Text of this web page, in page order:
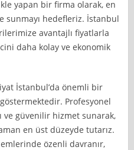
yapan bir firma olarak, en
sunmayı hedefleriz. İstanbul
avantajlı fiyatlarla
daha kolay ve ekonomik
İstanbul’da önemli bir
Profesyonel
ve güvenilir hizmet sunarak,
en üst düzeyde tutarız.
özenli davranır,